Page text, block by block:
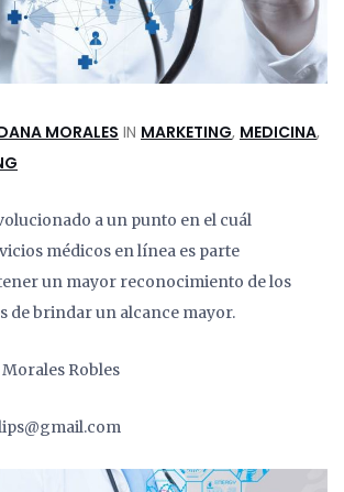
MORALES IN MARKETING, MEDICINA,
a un punto en el cuál
médicos en línea es parte
un mayor reconocimiento de los
de brindar un alcance mayor.
Robles